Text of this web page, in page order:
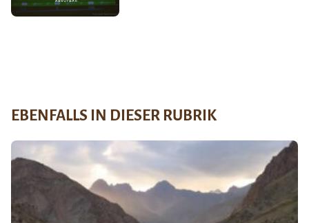
EBENFALLS IN DIESER RUBRIK